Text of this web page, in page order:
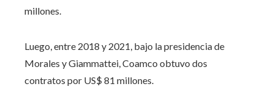
millones.
Luego, entre 2018 y 2021, bajo la presidencia de
Morales y Giammattei, Coamco obtuvo dos
contratos por US$ 81 millones.